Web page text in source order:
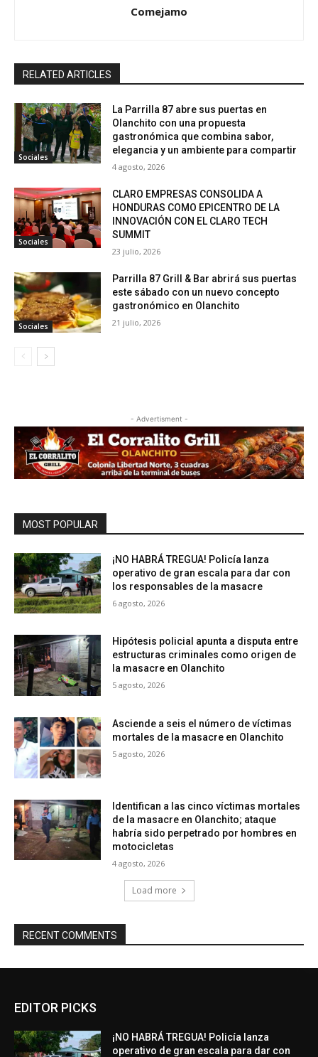
Comejamo
RELATED ARTICLES
Sociales
La Parrilla 87 abre sus puertas en
Olanchito con una propuesta
gastronómica que combina sabor,
elegancia y un ambiente para compartir
4 agosto, 2026
Sociales
CLARO EMPRESAS CONSOLIDA A
HONDURAS COMO EPICENTRO DE LA
INNOVACIÓN CON EL CLARO TECH
SUMMIT
23 julio, 2026
Sociales
Parrilla 87 Grill & Bar abrirá sus puertas
este sábado con un nuevo concepto
gastronómico en Olanchito
21 julio, 2026
- Advertisment -
MOST POPULAR
¡NO HABRÁ TREGUA! Policía lanza
operativo de gran escala para dar con
los responsables de la masacre
6 agosto, 2026
Hipótesis policial apunta a disputa entre
estructuras criminales como origen de
la masacre en Olanchito
5 agosto, 2026
Asciende a seis el número de víctimas
mortales de la masacre en Olanchito
5 agosto, 2026
Identifican a las cinco víctimas mortales
de la masacre en Olanchito; ataque
habría sido perpetrado por hombres en
motocicletas
4 agosto, 2026
Load more
RECENT COMMENTS
EDITOR PICKS
¡NO HABRÁ TREGUA! Policía lanza
operativo de gran escala para dar con